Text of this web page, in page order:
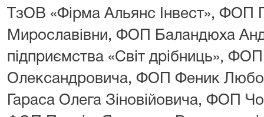
ТзОВ «Фірма Альянс Інвест», ФОП
Мирославівни, ФОП Баландюха
підприємства «Світ дрібниць»,
Олександровича, ФОП Феник
Гараса Олега Зіновійовича, ФОП